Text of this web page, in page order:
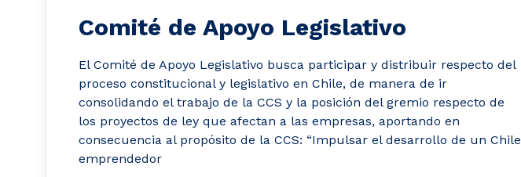
Comité de Apoyo Legislativo
El Comité de Apoyo Legislativo busca participar y distribuir respecto del
proceso constitucional y legislativo en Chile, de manera de ir
consolidando el trabajo de la CCS y la posición del gremio respecto de
los proyectos de ley que afectan a las empresas, aportando en
consecuencia al propósito de la CCS: “Impulsar el desarrollo de un Chile
emprendedor